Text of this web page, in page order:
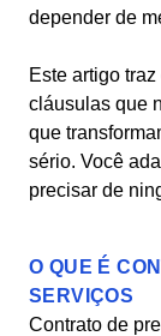
depender de
Este artigo
cláusulas que
que
sério. Você
precisar de
O QUE É
SERVIÇOS
Contrato de